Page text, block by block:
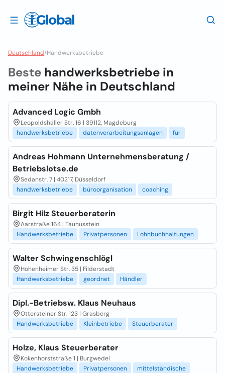
Deutschland/Handwerksbetriebe
Beste handwerksbetriebe in
meiner Nähe in Deutschland
Advanced Logic Gmbh
Leopoldshaller Str. 16 | 39112, Magdeburg
handwerksbetriebe
datenverarbeitungsanlagen für
Andreas Hohmann Unternehmensberatung /
Betriebslotse.de
Sedanstr. 7 | 40217, Düsseldorf
handwerksbetriebe
büroorganisation coaching
Birgit Hilz Steuerberaterin
Aarstraße 164 | Taunusstein
Handwerksbetriebe
Privatpersonen Lohnbuchhaltungen
Walter Schwingenschlögl
Hohenheimer Str. 35 | Filderstadt
Handwerksbetriebe
geordnet Händler
Dipl.-Betriebsw. Klaus Neuhaus
Ottersteiner Str. 123 | Grasberg
Handwerksbetriebe
Kleinbetriebe Steuerberater
Holze, Klaus Steuerberater
Kokenhorststraße 1 | Burgwedel
Handwerksbetriebe
Privatpersonen mittelständische